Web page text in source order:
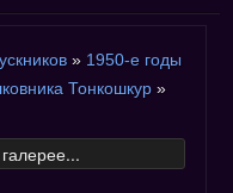
» 1950-е годы
Тонкошкур»